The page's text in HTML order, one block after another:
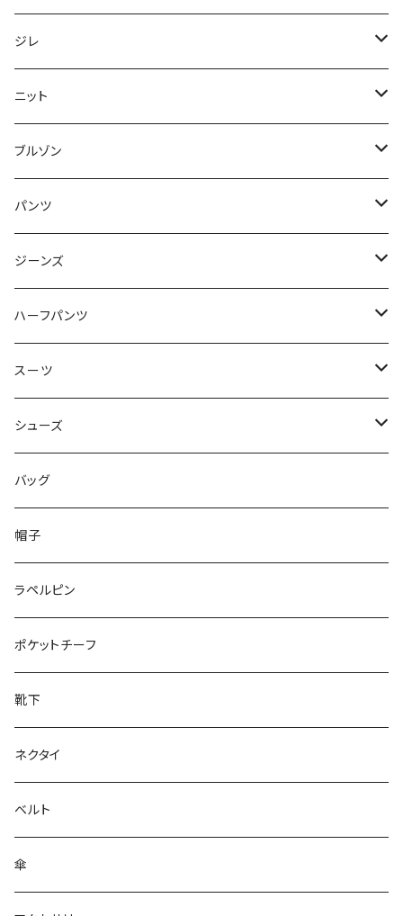
50/XL～
48/L
50/XL～
46/M
48/L
50/XL～
～44/S
46/M
48/L
50/XL～
ジレ
～44/S
46/M
48/L
50/XL～
ニット
～44/S
46/M
48/L
50/XL～
ブルゾン
～44/S
46/M
48/L
50/XL～
パンツ
～44/S
46/M
48/L
50/XL～
ジーンズ
～44/S
46/M
48/L
50/XL～
ハーフパンツ
～44/S
46/M
48/L
50/XL～
スーツ
～44/S
46/M
48/L
50/XL～
シューズ
～25.5cm
26cm～
27cm～
28cm～
バッグ
帽子
ラペルピン
ポケットチーフ
靴下
ネクタイ
ベルト
傘